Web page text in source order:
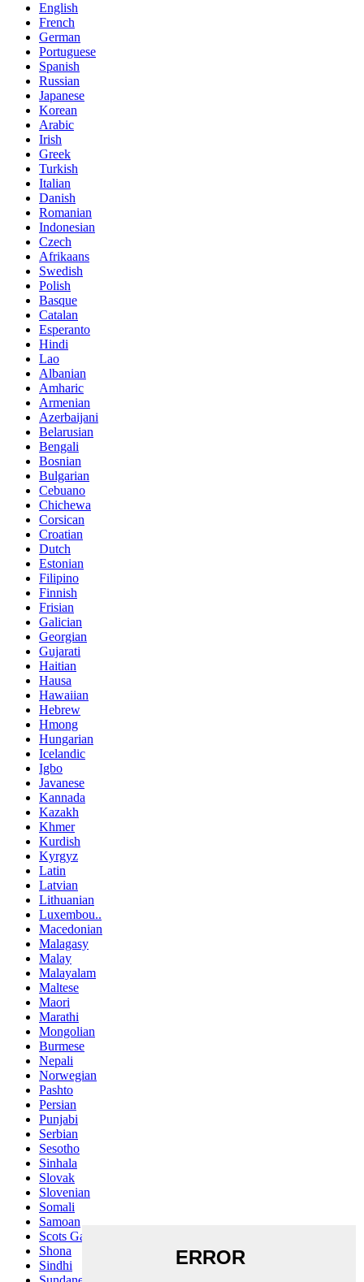
English
French
German
Portuguese
Spanish
Russian
Japanese
Korean
Arabic
Irish
Greek
Turkish
Italian
Danish
Romanian
Indonesian
Czech
Afrikaans
Swedish
Polish
Basque
Catalan
Esperanto
Hindi
Lao
Albanian
Amharic
Armenian
Azerbaijani
Belarusian
Bengali
Bosnian
Bulgarian
Cebuano
Chichewa
Corsican
Croatian
Dutch
Estonian
Filipino
Finnish
Frisian
Galician
Georgian
Gujarati
Haitian
Hausa
Hawaiian
Hebrew
Hmong
Hungarian
Icelandic
Igbo
Javanese
Kannada
Kazakh
Khmer
Kurdish
Kyrgyz
Latin
Latvian
Lithuanian
Luxembou..
Macedonian
Malagasy
Malay
Malayalam
Maltese
Maori
Marathi
Mongolian
Burmese
Nepali
Norwegian
Pashto
Persian
Punjabi
Serbian
Sesotho
Sinhala
Slovak
Slovenian
Somali
Samoan
Scots Gaelic
Shona
Sindhi